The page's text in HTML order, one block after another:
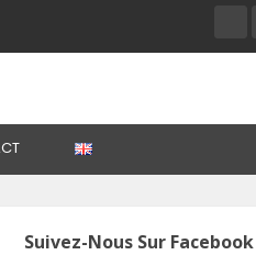
Suivez-Nous Sur Facebook